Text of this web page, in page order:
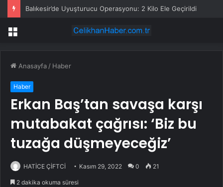
Balıkesir’de Uyuşturucu Operasyonu: 2 Kilo Ele Geçirildi
Menü
Anasayfa / Haber
Haber
Erkan Baş’tan savaşa karşı
mutabakat çağrısı: ‘Biz bu
tuzağa düşmeyeceğiz’
HATİCE ÇİFTCİ Kasım 29, 2022 0 21
2 dakika okuma süresi